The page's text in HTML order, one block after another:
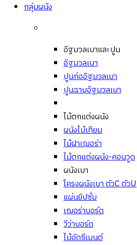
กลุ่มผนัง
อิฐมวลเบาและปูน
อิฐมวลเบา
ปูนก่ออิฐมวลเบา
ปูนฉาบอิฐมวลเบา
ไม้ตกแต่งผนัง
ผนังไม้เทียม
ไม้ฝาเฌอร่า
ไม้ตกแต่งผนัง-คอนวูด
ผนังเบา
โครงผนังเบา ตัวC ตัวU
แผ่นยิปซั่ม
เฌอร่าบอร์ด
วีว่าบอร์ด
ไม้อัดซีเมนต์